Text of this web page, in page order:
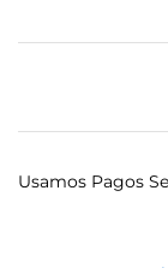
Usamos Pagos